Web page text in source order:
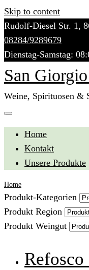
Skip to content
Rudolf-Diesel Str. 1,
08284/9289679
Dienstag-Samstag:
San
Weine, Spirituosen &
Home
Kontakt
Unsere Produkte
Home
Produkt-Kategorien
Produkt Region
Produkt Weingut